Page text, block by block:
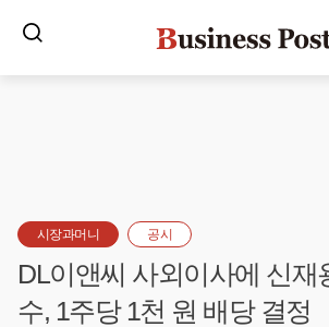
시장과머니 공시
DL이앤씨 사외이사에 신재
수, 1주당 1천 원 배당 결정